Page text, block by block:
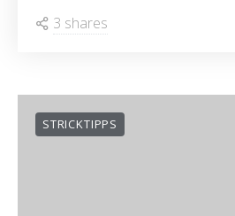
3 shares
STRICKTIPPS